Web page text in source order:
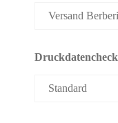
Druckdatencheck